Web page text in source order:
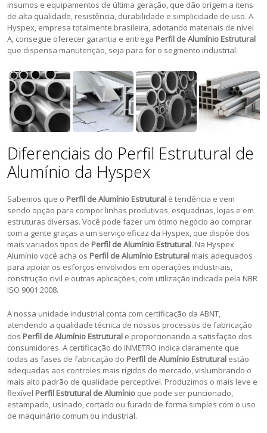
insumos e equipamentos de última geração, que dão origem a itens
de alta qualidade, resistência, durabilidade e simplicidade de uso. A
Hyspex, empresa totalmente brasileira, adotando materiais de nível
A, consegue oferecer garantia e entrega Perfil de Alumínio Estrutural
que dispensa manutenção, seja para for o segmento industrial.
Diferenciais do Perfil Estrutural de
Alumínio da Hyspex
Sabemos que o Perfil de Alumínio Estrutural é tendência e vem
sendo opção para compor linhas produtivas, esquadrias, lojas e em
estruturas diversas. Você pode fazer um ótimo negócio ao comprar
com a gente graças a um serviço eficaz da Hyspex, que dispõe dos
mais variados tipos de Perfil de Alumínio Estrutural. Na Hyspex
Alumínio você acha os Perfil de Alumínio Estrutural mais adequados
para apoiar os esforços envolvidos em operações industriais,
construção civil e outras aplicações, com utilização indicada pela NBR
ISO 9001:2008.
A nossa unidade industrial conta com certificação da ABNT,
atendendo a qualidade técnica de nossos processos de fabricação
dos Perfil de Alumínio Estrutural e proporcionando a satisfação dos
consumidores. A certificação do INMETRO indica claramente que
todas as fases de fabricação do Perfil de Alumínio Estrutural estão
adequadas aos controles mais rígidos do mercado, vislumbrando o
mais alto padrão de qualidade perceptível. Produzimos o mais leve e
flexível Perfil Estrutural de Alumínio que pode ser puncionado,
estampado, usinado, cortado ou furado de forma simples com o uso
de maquinário comum ou industrial.